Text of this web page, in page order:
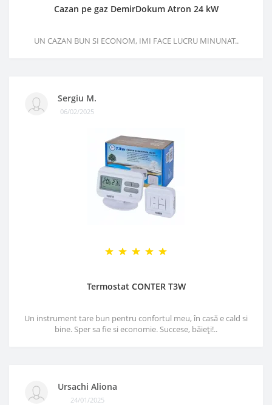
Cazan pe gaz DemirDokum Atron 24 kW
UN CAZAN BUN SI ECONOM, IMI FACE LUCRU MINUNAT..
Sergiu M.
06/02/2025
Termostat CONTER T3W
Un instrument tare bun pentru confortul meu, în casă e cald si
bine. Sper sa fie si economie. Succese, băieți!..
Ursachi Aliona
24/01/2025